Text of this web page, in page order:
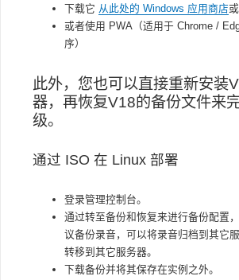
下载它 从此处的 Windows 应用商店
或者使用 PWA（适用于 Chrome /
序）
此外，您也可以直接重新安装
器，再恢复V18的备份文件来
级。
通过 ISO 在 Linux 部署
登录管理控制台。
通过转至备份和恢复来进行备份配置
议备份录音，可以将录音归档到其它
转移到其它服务器。
下载备份并将其保存在实例之外。